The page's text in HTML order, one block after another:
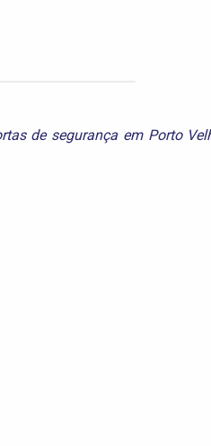
de segurança em Porto